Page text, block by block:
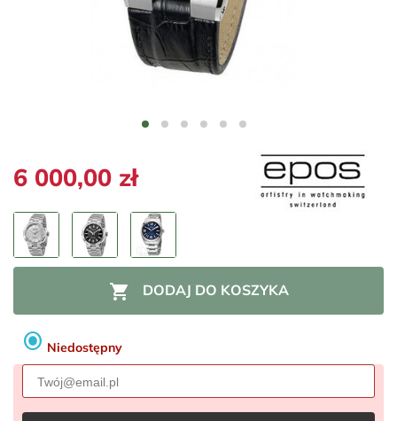
6 000,00 zł
 DODAJ DO KOSZYKA
radio_button_checked Niedostępny